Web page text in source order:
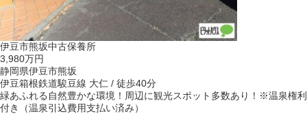
伊豆市熊坂中古保養所
3,980万円
静岡県伊豆市熊坂
伊豆箱根鉄道駿豆線 大仁 / 徒歩40分
緑あふれる自然豊かな環境！周辺に観光スポット多数あり！※温泉権利
付き（温泉引込費用支払い済み）